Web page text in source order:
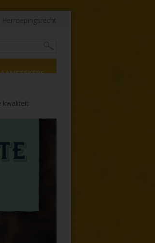
Herroepingsrecht
AANSTEKERS
kwaliteit